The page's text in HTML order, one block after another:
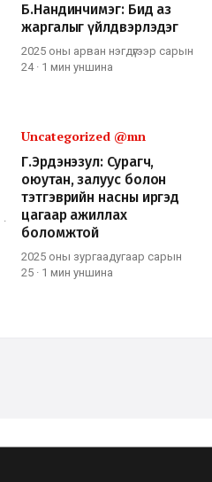
Б.Нандинчимэг: Бид аз
жаргалыг үйлдвэрлэдэг
2025 оны арван нэгдүгээр сарын
24· 1 мин уншина
·
Uncategorized @mn
Г.Эрдэнэзул: Сурагч,
оюутан, залуус болон
тэтгэврийн насны иргэд
цагаар ажиллах
боломжтой
2025 оны зургаадугаар сарын
25 · 1 мин уншина